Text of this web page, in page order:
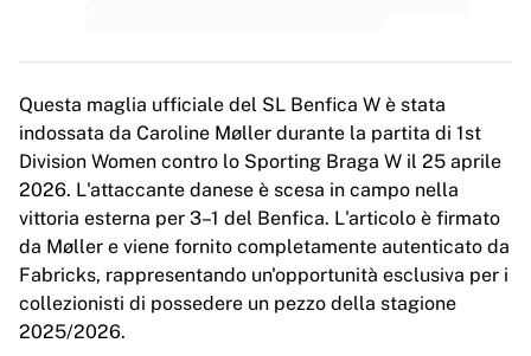
Calcio femminile statunitense
NWSL
OL Lyonnes
Paris Saint-Germain Féminines
Arsenal WFC
Esplora per paese
Basket
Highlights
Charlotte Hornets
Chicago Bulls
Questa maglia ufficiale del SL Benfica W è stata
indossata da Caroline Møller durante la partita di 1st
Division Women contro lo Sporting Braga W il 25 aprile
2026. L'attaccante danese è scesa in campo nella
vittoria esterna per 3–1 del Benfica. L'articolo è firmato
da Møller e viene fornito completamente autenticato da
Fabricks, rappresentando un'opportunità esclusiva per i
collezionisti di possedere un pezzo della stagione
2025/2026.